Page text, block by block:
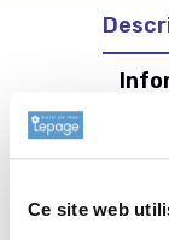
Ce site web
Famille :